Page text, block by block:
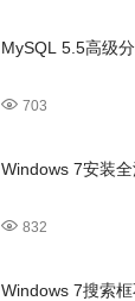
MySQL 5.5高级
703
Windows 7安装
832
Windows 7搜索